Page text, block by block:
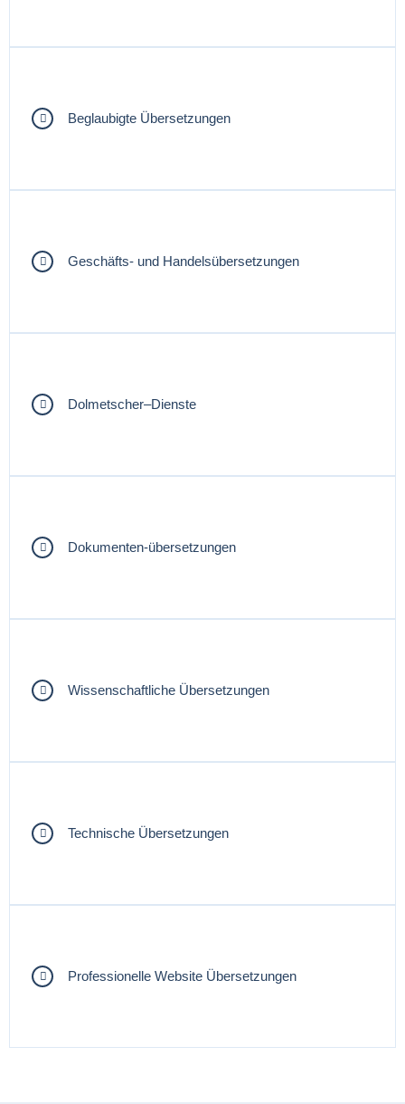
Beglaubigte Übersetzungen
Geschäfts- und Handelsübersetzungen
Dolmetscher–Dienste
Dokumenten-übersetzungen
Wissenschaftliche Übersetzungen
Technische Übersetzungen
Professionelle Website Übersetzungen